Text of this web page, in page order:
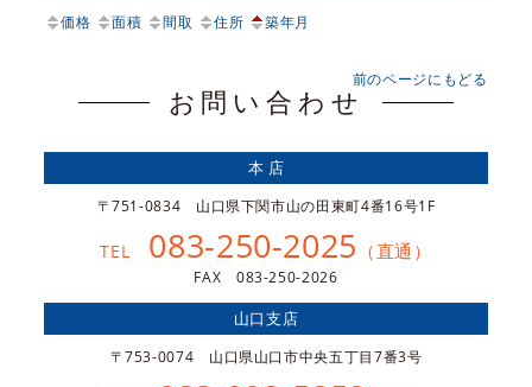
価格 面積 間取 住所 築年月
前のページにもどる
お問い合わせ
本 店
〒751-0834 山口県下関市山の田東町4番16号1F
TEL 083-250-2025 （直通）
FAX 083-250-2026
山口支店
〒753-0074 山口県山口市中央五丁目7番3号